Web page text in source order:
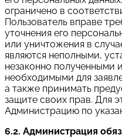
ограничено в
Пользователь вправе
уточнения его
или уничтожения в
являются неполными,
незаконно полученными
необходимыми для
а также принимать
защите своих прав. Для
Администрацию по
6.2. Администрация